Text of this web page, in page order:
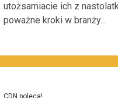
utożsamiacie ich z
poważne kroki w branży...